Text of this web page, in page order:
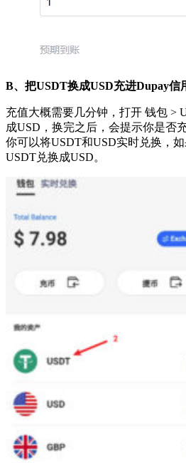
B、把USDT换成USD充进Dupay信
充值大概需要几分钟，打开 钱包 >
成USD，换完之后，会提示你是否
你可以将USDT和USD实时兑换，
USDT兑换成USD。